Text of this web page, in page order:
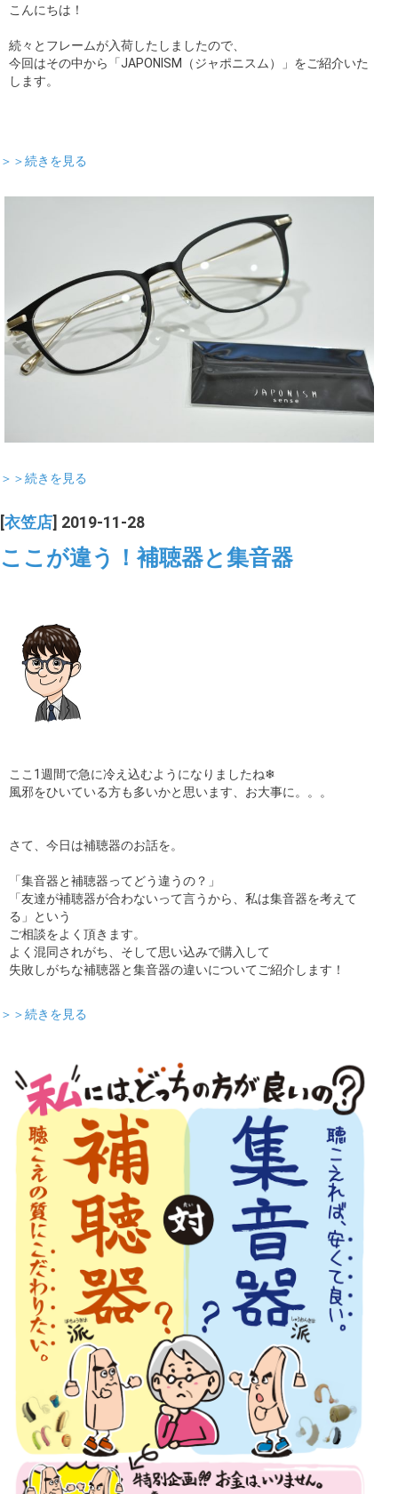
こんにちは！
続々とフレームが入荷したしましたので、
今回はその中から「JAPONISM（ジャポニスム）」をご紹介いた
します。
＞＞続きを見る
＞＞続きを見る
衣笠店 ] 2019-11-28
ここが違う！補聴器と集音器
ここ1週間で急に冷え込むようになりましたね❄︎
風邪をひいている方も多いかと思います、お大事に。。。
さて、今日は補聴器のお話を。
「集音器と補聴器ってどう違うの？」
「友達が補聴器が合わないって言うから、私は集音器を考えて
る」という
ご相談をよく頂きます。
よく混同されがち、そして思い込みで購入して
失敗しがちな補聴器と集音器の違いについてご紹介します！
＞＞続きを見る